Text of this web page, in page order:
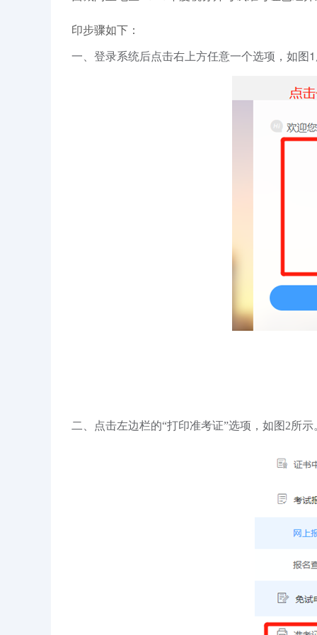
印步骤如下：
一、登录系统后点击右上方任意一个选项，如图
二、点击左边栏的“打印准考证”选项，如图2所示